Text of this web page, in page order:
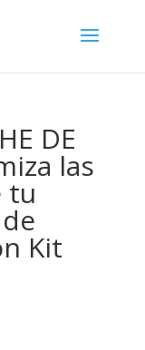
DE
las
tu
Kit